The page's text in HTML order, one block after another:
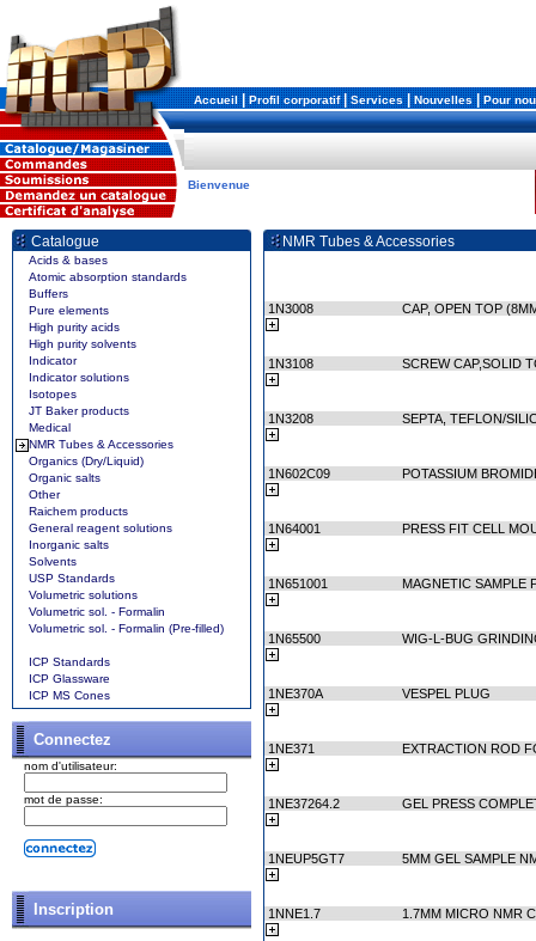
Accueil|Profil corporatif|Services|Nouvelles|Pour
Bienvenue
Catalogue
Acids & bases
Atomic absorption standards
Buffers
Pure elements
High purity acids
High purity solvents
Indicator
Indicator solutions
Isotopes
JT Baker products
Medical
NMR Tubes & Accessories
Organics (Dry/Liquid)
Organic salts
Other
Raichem products
General reagent solutions
Inorganic salts
Solvents
USP Standards
Volumetric solutions
Volumetric sol. - Formalin
Volumetric sol. - Formalin (Pre-filled)
ICP Standards
ICP Glassware
ICP MS Cones
Connectez
nom d'utilisateur:
mot de passe:
Inscription
NMR Tubes & Accessories
1N3008 CAP, OPEN TOP
1N3108 SCREW CAP,SOLID
1N3208 SEPTA, TEFLON/
1N602C09 POTASSIUM
1N64001 PRESS FIT CELL
1N651001 MAGNETIC SAMPLE
1N65500 WIG-L-BUG
1NE370A VESPEL PLUG
1NE371 EXTRACTION ROD
1NE37264.2 GEL PRESS
1NEUP5GT7 5MM GEL SAMPLE
1NNE1.7 1.7MM MICRO NMR